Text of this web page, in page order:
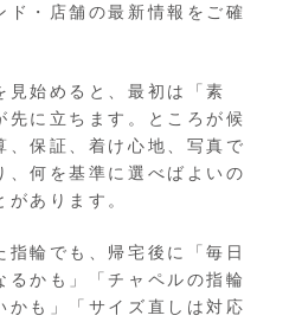
ド・店舗の最新情報をご確
見始めると、最初は「素
先に立ちます。ところが候
、保証、着け心地、写真で
、何を基準に選べばよいの
あります。
指輪でも、帰宅後に「毎日
るかも」「チャペルの指輪
かも」「サイズ直しは対応